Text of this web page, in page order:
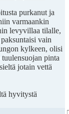
purkanut ja
varmaankin
levyvillaa tilalle,
vain
kylkeen, olisi
pinta
jotain vettä
hyvitystä